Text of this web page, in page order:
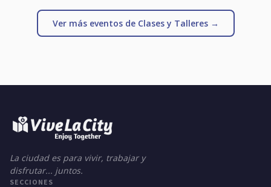
Ver más eventos de Clases y Talleres →
La ciudad es para vivir, trabajar y
disfrutar... juntos.
SECCIONES